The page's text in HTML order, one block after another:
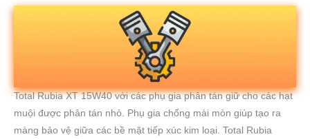
Total Rubia XT 15W40 với các phụ gia phân tán giữ cho các hạt
muội được phân tán nhỏ. Phụ gia chống mài mòn giúp tạo ra
màng bảo vệ giữa các bề mặt tiếp xúc kim loại. Total Rubia